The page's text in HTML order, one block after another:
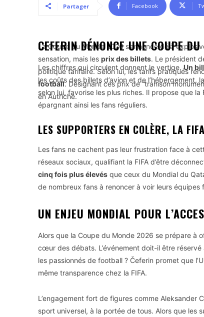
Partager Facebook
La Coupe du Monde 2026 s’annonce déjà
sensation, mais les prix des billets. Le président
politique tarifaire. Selon lui, les tarifs pratiqués
football. Désignant ces prix de “trahison
en Autriche.
CEFERIN DÉNONCE UNE COUPE
Les chiffres qui circulent donnent le vertige.Un
les coûts des billets d’avion et de
selon lui, favorise les plus riches. Il propose que
épargnant ainsi les fans réguliers.
LES SUPPORTERS EN COLÈRE, LA
Les fans ne cachent pas leur frustration face à
réseaux sociaux, qualifiant la FIFA d’être
cinq fois plus élevés que ceux du Mondial du
de nombreux fans à renoncer à voir leurs équipes
UN ENJEU MONDIAL POUR
Alors que la Coupe du Monde 2026 se prépare à
cœur des débats. L’événement doit-il être
les passionnés de football ? Čeferin promet que
même transparence chez la FIFA.
L’engagement fort de figures comme Aleksander
sport universel, à la portée de tous. Alors que les